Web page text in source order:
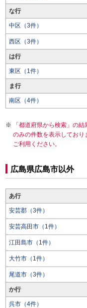
な行
中区（3件）
西区（3件）
は行
東区（1件）
ま行
南区（4件）
「都道府県から検索」の
のみの件数を表示してお
ご利用ください。
広島県広島市以外
あ行
安芸郡（3件）
安芸高田市（1件）
江田島市（1件）
大竹市（1件）
尾道市（3件）
か行
呉市（4件）